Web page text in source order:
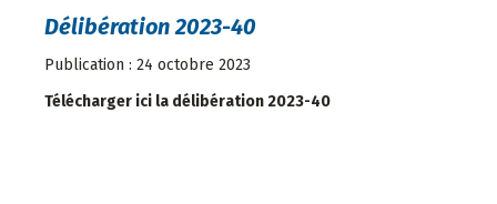
Délibération 2023-40
Publication : 24 octobre 2023
Télécharger ici la délibération 2023-40